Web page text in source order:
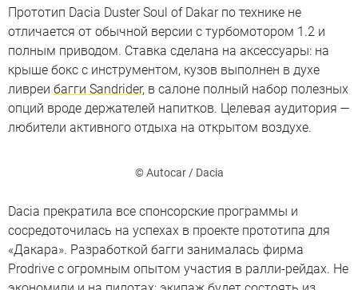
Прототип Dacia Duster Soul of Dakar по технике не
отличается от обычной версии с турбомотором 1.2 и
полным приводом. Ставка сделана на аксессуары: на
крыше бокс с инструментом, кузов выполнен в духе
ливреи багги Sandrider, в салоне полный набор полезных
опций вроде держателей напитков. Целевая аудитория —
любители активного отдыха на открытом воздухе.
© Autocar / Dacia
Dacia прекратила все спонсорские программы и
сосредоточилась на успехах в проекте прототипа для
«Дакара». Разработкой багги занималась фирма
Prodrive с огромным опытом участия в ралли-рейдах. Не